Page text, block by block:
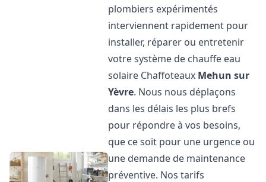
plombiers expérimentés
interviennent rapidement pour
installer, réparer ou entretenir
votre système de chauffe eau
solaire Chaffoteaux Mehun sur
Yèvre. Nous nous déplaçons
dans les délais les plus brefs
pour répondre à vos besoins,
que ce soit pour une urgence ou
une demande de maintenance
préventive. Nos tarifs